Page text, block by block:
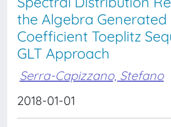
the Algebra
Coefficient Toeplitz
GLT Approach
Serra-Capizzano, Stefano
2018-01-01